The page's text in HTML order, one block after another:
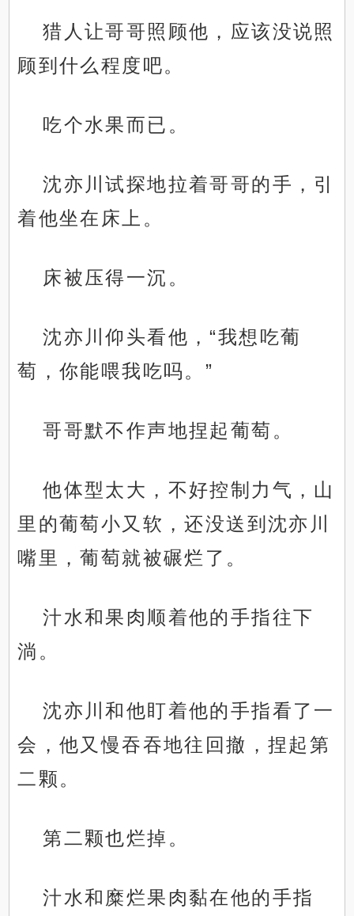
猎人让哥哥照顾他，应该没说照
顾到什么程度吧。
吃个水果而已。
沈亦川试探地拉着哥哥的手，引
着他坐在床上。
床被压得一沉。
沈亦川仰头看他，“我想吃葡
萄，你能喂我吃吗。”
哥哥默不作声地捏起葡萄。
他体型太大，不好控制力气，山
里的葡萄小又软，还没送到沈亦川
嘴里，葡萄就被碾烂了。
汁水和果肉顺着他的手指往下
淌。
沈亦川和他盯着他的手指看了一
会，他又慢吞吞地往回撤，捏起第
二颗。
第二颗也烂掉。
汁水和糜烂果肉黏在他的手指